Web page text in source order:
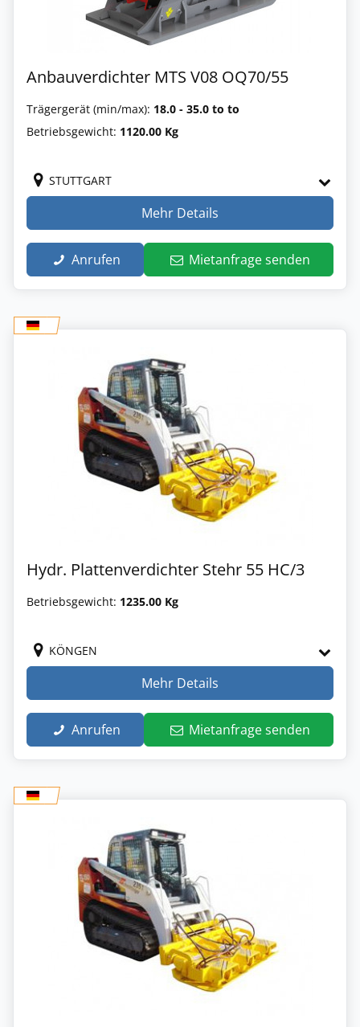
Anbauverdichter MTS V08 OQ70/55
Trägergerät (min/max): 18.0 - 35.0 to to
Betriebsgewicht: 1120.00 Kg
STUTTGART
Mehr Details
Anrufen Mietanfrage senden
Hydr. Plattenverdichter Stehr 55 HC/3
Betriebsgewicht: 1235.00 Kg
KÖNGEN
Mehr Details
Anrufen Mietanfrage senden